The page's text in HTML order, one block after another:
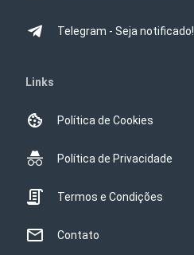
Telegram - Seja notificado!
Links
Política de Cookies
Política de Privacidade
Termos e Condições
Contato